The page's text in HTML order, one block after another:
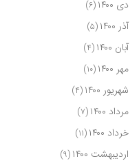
دی ۱۴۰۰ (۶)
آذر ۱۴۰۰ (۵)
آبان ۱۴۰۰ (۴)
مهر ۱۴۰۰ (۱۰)
شهریور ۱۴۰۰ (۴)
مرداد ۱۴۰۰ (۷)
خرداد ۱۴۰۰ (۱۱)
اردیبهشت ۱۴۰۰ (۹)